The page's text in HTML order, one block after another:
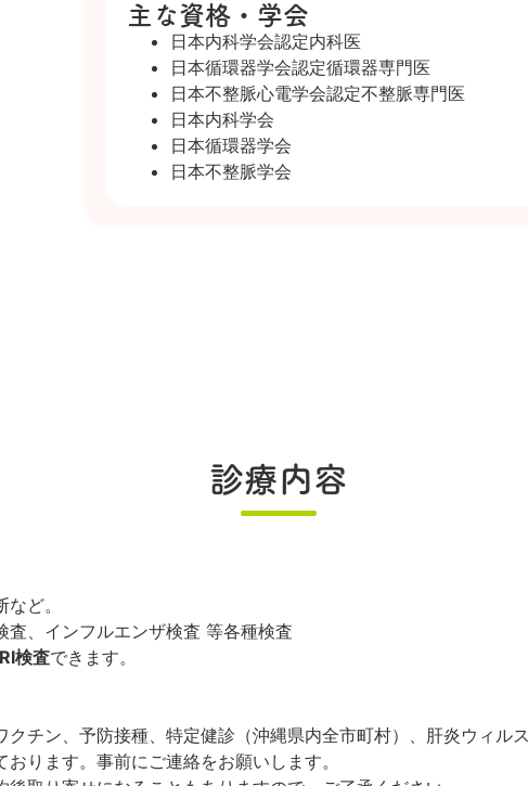
主な資格・学会
日本内科学会認定内科医
日本循環器学会認定循環器専門医
日本不整脈心電学会認定不整脈専門医
日本内科学会
日本循環器学会
日本不整脈学会
診療内容
ど。
査、インフルエンザ検査 等各種検査
検査できます。
チン、予防接種、特定健診（沖縄県内全市町村）、肝炎ウィルス
ります。事前にご連絡をお願いします。